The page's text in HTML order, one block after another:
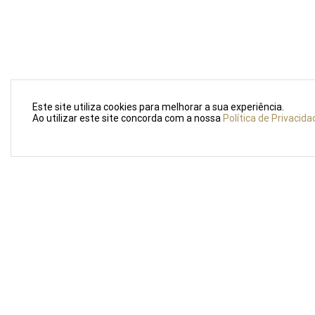
Este site utiliza cookies para melhorar a sua experiência.
Ao utilizar este site concorda com a nossa Política de